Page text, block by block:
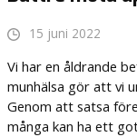
15 juni 2022
Vi har en åldrande
munhälsa gör att vi
Genom att satsa
många kan ha ett